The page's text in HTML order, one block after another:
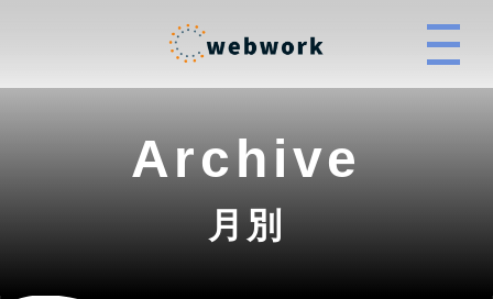
Archive
月別